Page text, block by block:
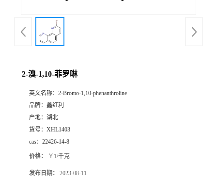
2-溴-1,10-菲罗啉
英文名称： 2-Bromo-1,10-phenanthroline
品牌： 鑫红利
产地： 湖北
货号： XHL1403
cas： 22426-14-8
价格： ￥1/千克
发布日期： 2023-08-11